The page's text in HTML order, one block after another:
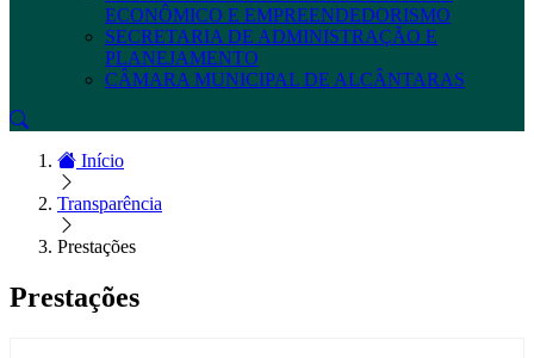
ECONÔMICO E EMPREENDEDORISMO
SECRETARIA DE ADMINISTRAÇÃO E
PLANEJAMENTO
CÂMARA MUNICIPAL DE ALCÂNTARAS
Início
Transparência
Prestações
Prestações